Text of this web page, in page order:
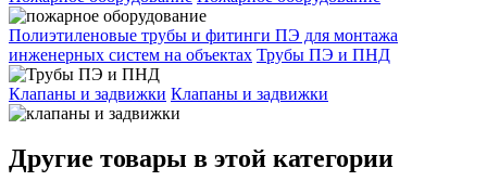
Полиэтиленовые трубы и фитинги ПЭ для монтажа
инженерных систем на объектах Трубы ПЭ и ПНД
Клапаны и задвижки Клапаны и задвижки
Другие товары в этой категории